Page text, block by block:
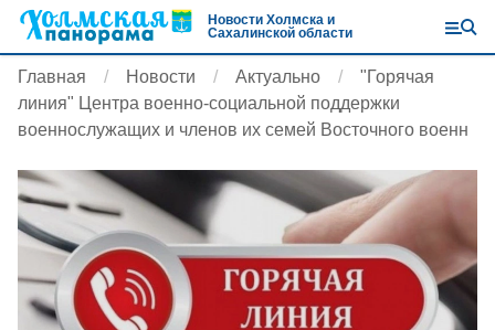
Новости Холмска и
Сахалинской области
Главная Новости Актуально
"Горячая
линия" Центра военно-социальной поддержки
военнослужащих и членов их семей Восточного военн